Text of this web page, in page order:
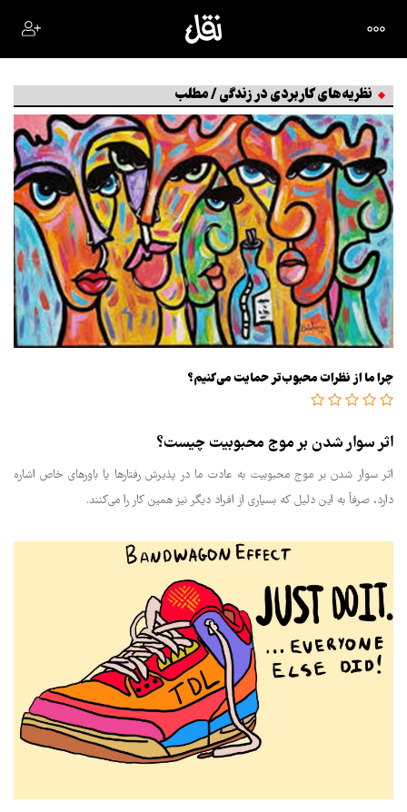
نظریه‌های کاربردی در زندگی / مطلب
چرا ما از نظرات محبوب‌تر حمایت می‌کنیم؟
اثر سوار شدن بر موج محبوبیت چیست؟
اثر سوار شدن بر موج محبوبیت به عادت ما در پذیرش رفتارها یا باورهای خاص اشاره
دارد، صرفاً به این دلیل که بسیاری از افراد دیگر نیز همین کار را می‌کنند.